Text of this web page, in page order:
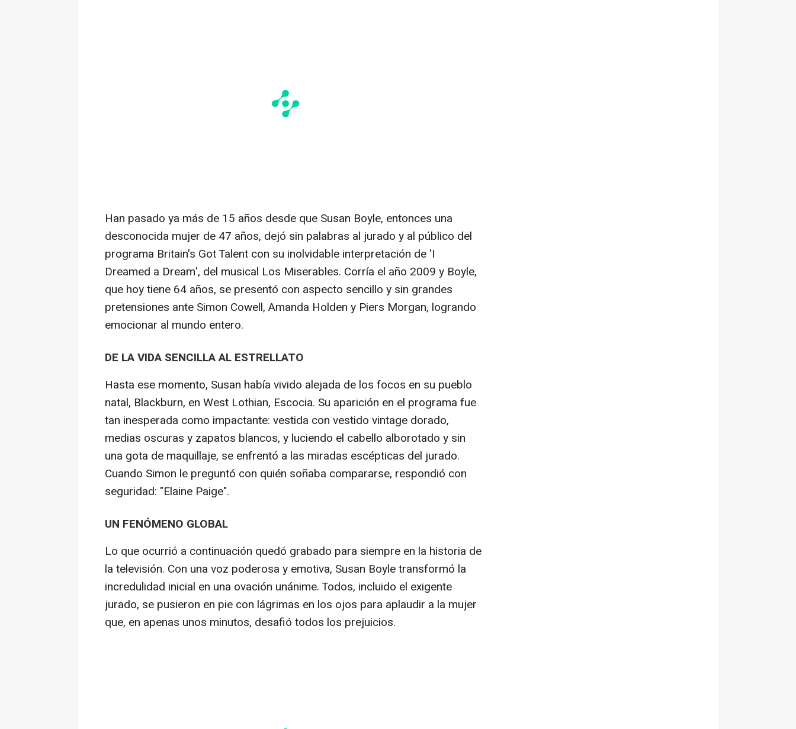
Han pasado ya más de 15 años desde que Susan Boyle, entonces una
desconocida mujer de 47 años, dejó sin palabras al jurado y al público del
programa Britain's Got Talent con su inolvidable interpretación de 'I
Dreamed a Dream', del musical Los Miserables. Corría el año 2009 y Boyle,
que hoy tiene 64 años, se presentó con aspecto sencillo y sin grandes
pretensiones ante Simon Cowell, Amanda Holden y Piers Morgan, logrando
emocionar al mundo entero.
DE LA VIDA SENCILLA AL ESTRELLATO
Hasta ese momento, Susan había vivido alejada de los focos en su pueblo
natal, Blackburn, en West Lothian, Escocia. Su aparición en el programa fue
tan inesperada como impactante: vestida con vestido vintage dorado,
medias oscuras y zapatos blancos, y luciendo el cabello alborotado y sin
una gota de maquillaje, se enfrentó a las miradas escépticas del jurado.
Cuando Simon le preguntó con quién soñaba compararse, respondió con
seguridad: "Elaine Paige".
UN FENÓMENO GLOBAL
Lo que ocurrió a continuación quedó grabado para siempre en la historia de
la televisión. Con una voz poderosa y emotiva, Susan Boyle transformó la
incredulidad inicial en una ovación unánime. Todos, incluido el exigente
jurado, se pusieron en pie con lágrimas en los ojos para aplaudir a la mujer
que, en apenas unos minutos, desafió todos los prejuicios.